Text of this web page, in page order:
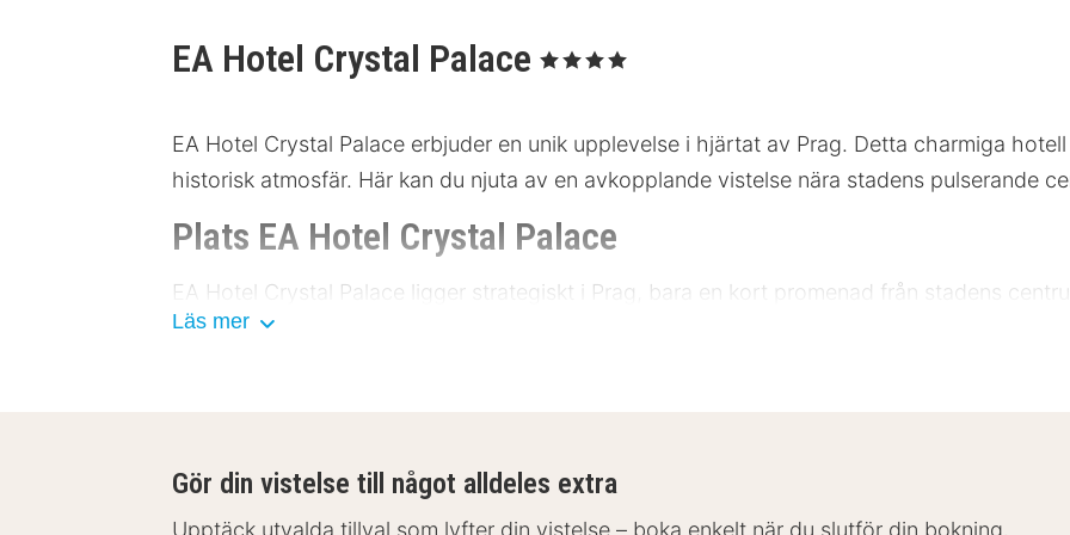
EA Hotel Crystal Palace , 4 Stjärnor
EA Hotel Crystal Palace erbjuder en unik upplevelse i hjärtat av Prag. Detta charmiga
historisk atmosfär. Här kan du njuta av en avkopplande vistelse nära stadens pulserande
Plats EA Hotel Crystal Palace
EA Hotel Crystal Palace ligger strategiskt i Prag, bara en kort promenad från stadens
Med närhet till kollektivtrafik som buss och tåg är det enkelt att utforska staden. För gäster
Gamla stadens torg: 1,2 kilometer
Karlsbron: 1,5 kilometer
Läs mer
Gör din vistelse till något alldeles extra
Upptäck utvalda tillval som lyfter din vistelse – boka enkelt när du slutför din bokning.